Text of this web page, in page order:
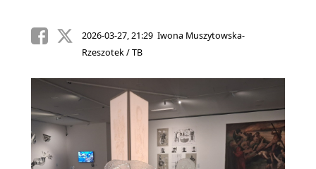
2026-03-27, 21:29 Iwona Muszytowska-
Rzeszotek / TB